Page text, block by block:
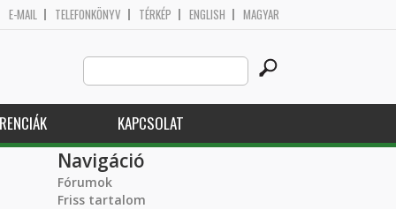
E-MAIL TELEFONKÖNYV TÉRKÉP ENGLISH MAGYAR
Search
this
site
KAPCSOLAT
Navigáció
Fórumok
Friss tartalom